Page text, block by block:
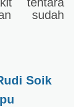
sudah
Soik